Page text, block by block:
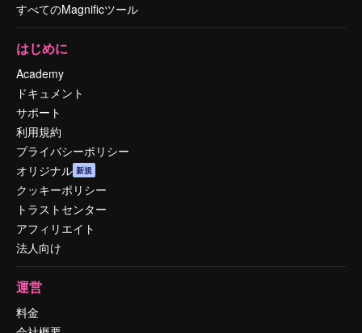
すべてのMagnificツール
はじめに
Academy
ドキュメント
サポート
利用規約
プライバシーポリシー
オリジナル 新規
クッキーポリシー
トラストセンター
アフィリエイト
法人向け
運営
料金